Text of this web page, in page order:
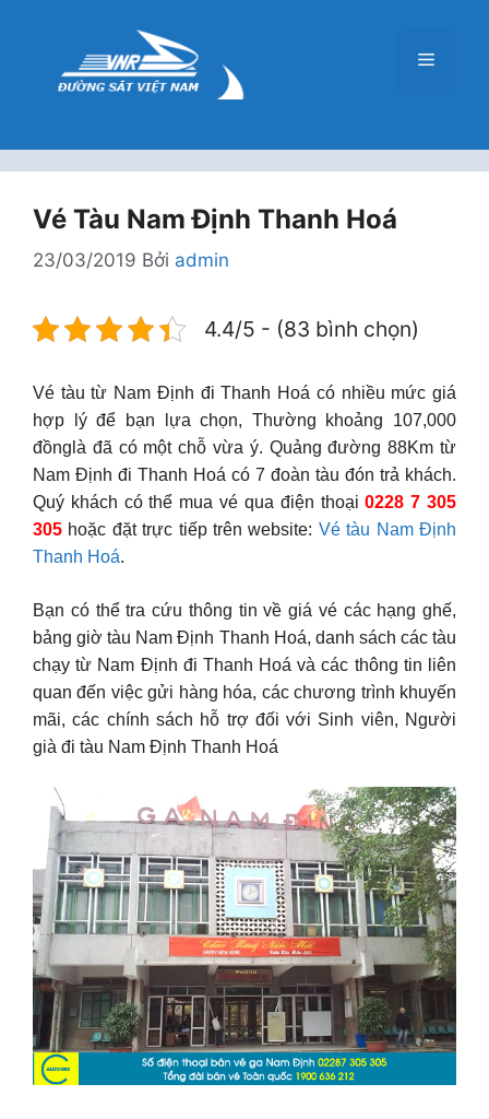
Menu
Vé Tàu Nam Định Thanh Hoá
23/03/2019 Bởi admin
4.4/5 - (83 bình chọn)
Vé tàu từ Nam Định đi Thanh Hoá có nhiều mức giá
hợp lý để bạn lựa chọn, Thường khoảng 107,000
đồnglà đã có một chỗ vừa ý. Quảng đường 88Km từ
Nam Định đi Thanh Hoá có 7 đoàn tàu đón trả khách.
Quý khách có thể mua vé qua điện thoại0228 7 305
305 hoặc đặt trực tiếp trên website: Vé tàu Nam Định
Thanh Hoá.
Bạn có thể tra cứu thông tin về giá vé các hạng ghế,
bảng giờ tàu Nam Định Thanh Hoá, danh sách các tàu
chạy từ Nam Định đi Thanh Hoá và các thông tin liên
quan đến việc gửi hàng hóa, các chương trình khuyến
mãi, các chính sách hỗ trợ đối với Sinh viên, Người
già đi tàu Nam Định Thanh Hoá